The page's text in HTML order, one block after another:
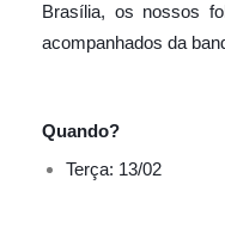
Brasília, os nossos
acompanhados da
Quando?
Terça: 13/02